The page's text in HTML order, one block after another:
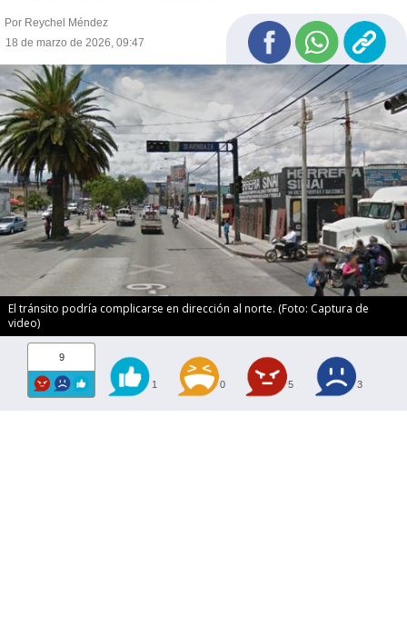
Por Reychel Méndez
18 de marzo de 2026, 09:47
El tránsito podría complicarse en dirección al norte. (Foto: Captura de
video)
9
1 0 5 3